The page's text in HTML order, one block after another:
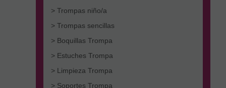
> Trompas niño/a
> Trompas sencillas
> Boquillas Trompa
> Estuches Trompa
> Limpieza Trompa
> Soportes Trompa